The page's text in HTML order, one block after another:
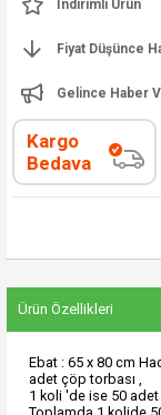
İndirimli Ürün
Fiyat Düşünce
Gelince Haber
Kargo
Bedava
Ürün Özellikleri
Ebat : 65 x 80 cm
adet çöp torbası ,
1 koli 'de ise 50